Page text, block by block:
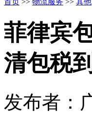
菲律宾
清包税
发布者：